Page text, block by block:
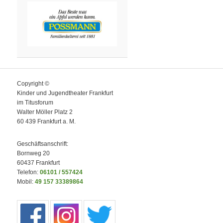
Copyright ©
Kinder und Jugendtheater Frankfurt
im Titusforum
Walter Möller Platz 2
60 439 Frankfurt a. M.
Geschäftsanschrift:
Bornweg 20
60437 Frankfurt
Telefon:06101 / 557424
Mobil:49 157 33389864